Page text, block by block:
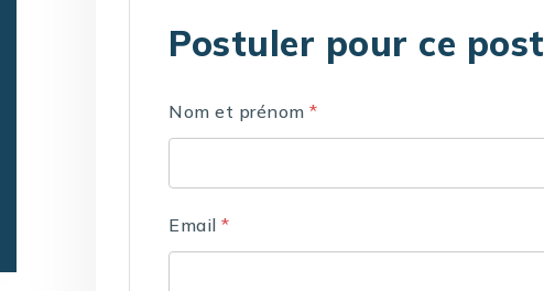
Postuler pour ce
Nom et prénom*
Email*